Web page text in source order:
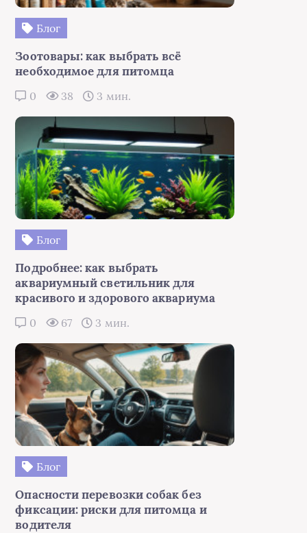
Блог
Зоотовары: как выбрать всё
необходимое для питомца
0 38 3 мин.
Блог
Подробнее: как выбрать
аквариумный светильник для
красивого и здорового аквариума
0 67 3 мин.
Блог
Опасности перевозки собак без
фиксации: риски для питомца и
водителя